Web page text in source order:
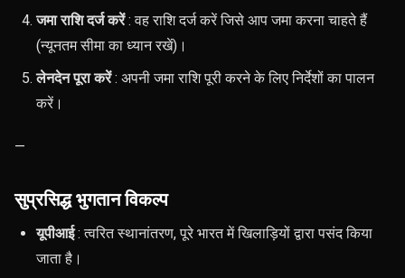
जमा राशि दर्ज करें: वह राशि दर्ज करें जिसे आप जमा करना चाहते हैं
(न्यूनतम सीमा का ध्यान रखें)।
लेनदेन पूरा करें: अपनी जमा राशि पूरी करने के लिए निर्देशों का पालन
करें।
—
सुप्रसिद्ध भुगतान विकल्प
यूपीआई: त्वरित स्थानांतरण, पूरे भारत में खिलाड़ियों द्वारा पसंद किया
जाता है।